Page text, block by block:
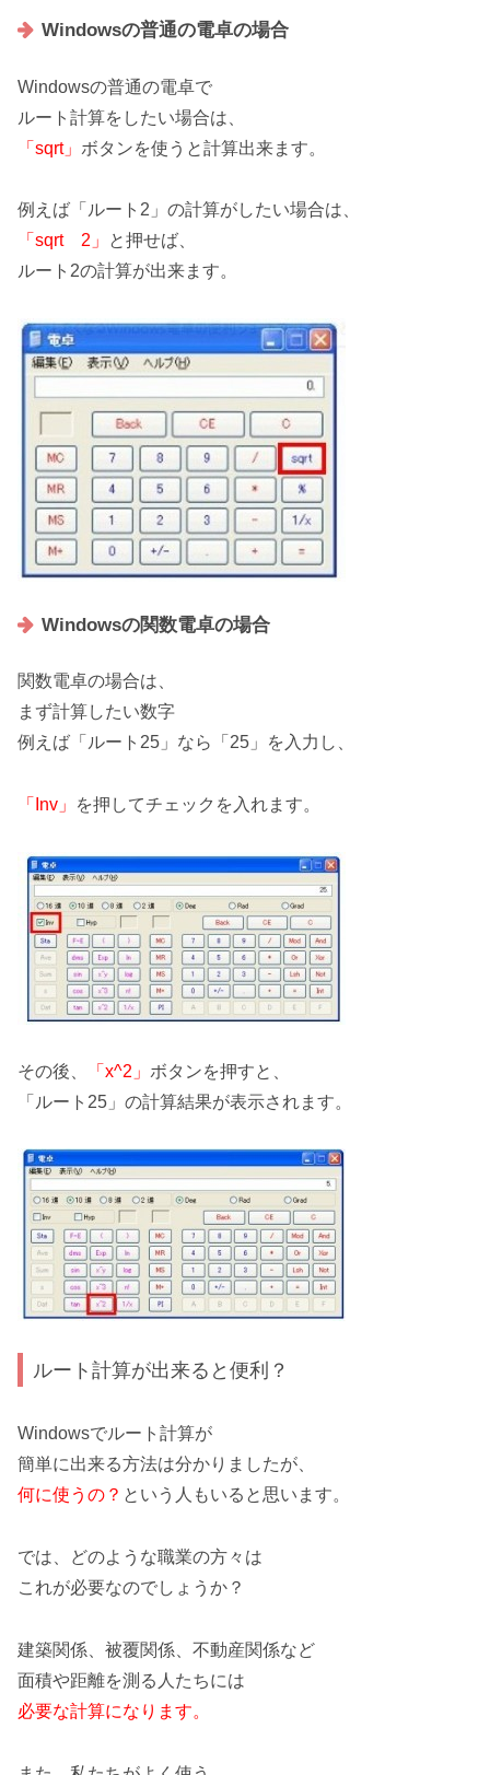
Windowsの普通の電卓の場合
Windowsの普通の電卓で
ルート計算をしたい場合は、
「sqrt」 ボタンを使うと計算出来ます。
例えば「ルート2」の計算がしたい場合は、
「sqrt 2」
と押せば、
ルート2の計算が出来ます。
Windowsの関数電卓の場合
関数電卓の場合は、
まず計算したい数字
例えば「ルート25」なら「25」を入力し、
「Inv」 を押してチェックを入れます。
その後、 「x^2」 ボタンを押すと、
「ルート25」の計算結果が表示されます。
ルート計算が出来ると便利？
Windowsでルート計算が
簡単に出来る方法は分かりましたが、
何に使うの？ という人もいると思います。
では、どのような職業の方々は
これが必要なのでしょうか？
建築関係、被覆関係、不動産関係など
面積や距離を測る人たちには
必要な計算になります。